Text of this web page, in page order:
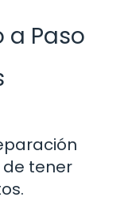
a Paso
tener